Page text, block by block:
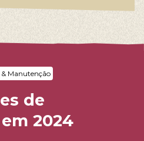
& Manutenção
de
2024